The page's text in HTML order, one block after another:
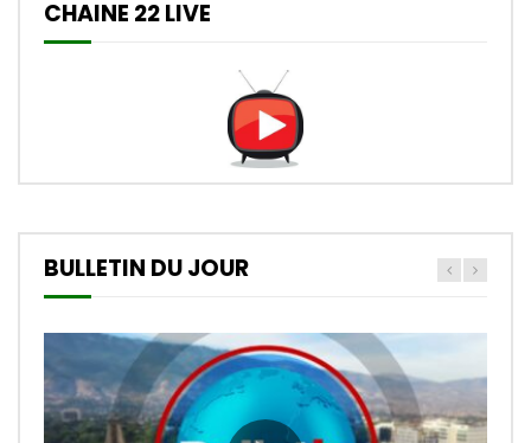
CHAINE 22 LIVE
BULLETIN DU JOUR